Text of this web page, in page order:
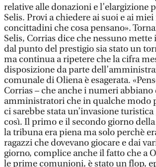
relative alle donazioni e l’elargizione
Selis. Provi a chiedere ai suoi e ai
concittadini che cosa pensano».
Selis, Corrias dice che nessuno
dal punto del prestigio sia stato un
ma continua a ripetere che la cifra
disposizione da parte
comunale di Oliena è esagerata.
Corrias – che anche i numeri
amministratori che in qualche modo
ci sarebbe stata un’invasione turistica
così. Il primo e il secondo giorno
la tribuna era piena ma solo perchè
ragazzi che dovevano giocare e dai
giorno, complice anche il fatto che a
le prime comunioni, è stato un flop,